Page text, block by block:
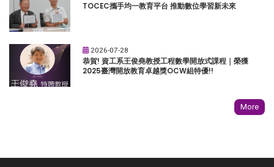
TOCEC攜手均一教育平台 推動數位學習新未來
2026-07-28
恭賀! 資工系王俊堯教授工程數學開放式課程｜榮獲
2025臺灣開放教育卓越獎OCW組特優!!
More